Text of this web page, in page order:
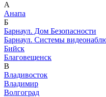
А
Анапа
Б
Барнаул. Дом Безопасности
Барнаул. Системы
Бийск
Благовещенск
В
Владивосток
Владимир
Волгоград